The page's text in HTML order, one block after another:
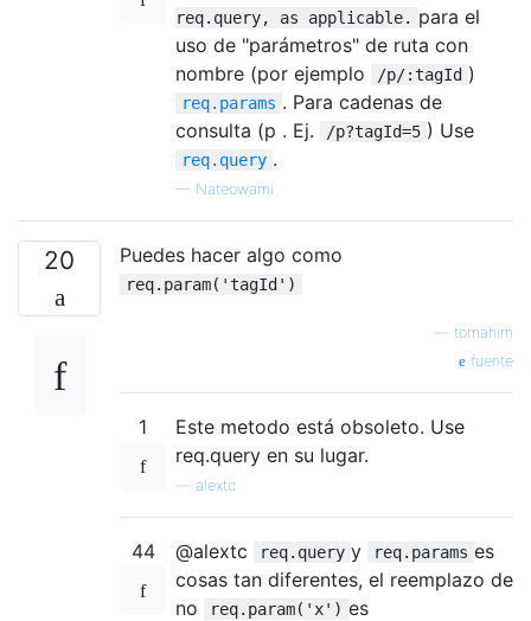
req.query, as applicable. para el
uso de "parámetros" de ruta con
nombre (por ejemplo
/p/:tagId )
req.params . Para cadenas de
consulta (p . Ej.
/p?tagId=5 ) Use
req.query .
— Nateowami
20 Puedes hacer algo como
req.param('tagId')
tomahim
fuente
1
Este metodo está obsoleto. Use
req.query en su lugar.
alextc
44 @alextc req.query y req.params es
cosas tan diferentes, el reemplazo de
no
req.param('x') es